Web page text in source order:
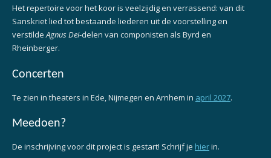
Het repertoire voor het koor is veelzijdig en verrassend: van dit
Sanskriet lied tot bestaande liederen uit de voorstelling en
verstildeAgnus Dei-delen van componisten als Byrd en
Rheinberger.
Concerten
Te zien in theaters in Ede, Nijmegen en Arnhem in april 2027.
Meedoen?
De inschrijving voor dit project is gestart! Schrijf je hierin.